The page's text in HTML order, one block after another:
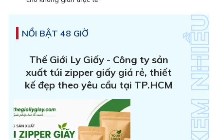
NỔI BẬT 48 GIỜ
Thế Giới Ly Giấy - Công ty sản
xuất túi zipper giấy giá rẻ, thiết
kế đẹp theo yêu cầu tại TP.HCM